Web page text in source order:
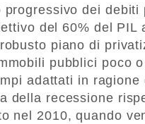
progressivo dei debiti
del 60% del PIL
piano di
pubblici poco
adattati in ragione
della recessione
nel 2010, quando